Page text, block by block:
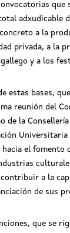
que
adxudicable
a la
privada, a la
y a los
estas bases,
reunión del
de la
Universitaria
el fomento
a la
de sus
que se